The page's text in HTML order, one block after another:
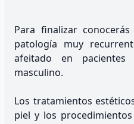
Para finalizar
patología muy
afeitado en pacientes
masculino.
Los tratamientos
piel y los